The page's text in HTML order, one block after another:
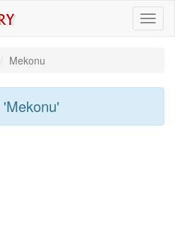
Mekonu
'mekonu'